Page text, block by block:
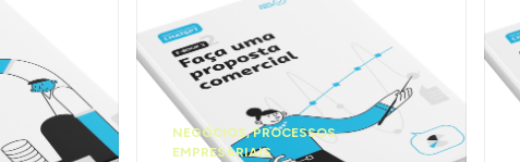
NEGÓCIOS,PROCESSOS
EMPRESARIAIS